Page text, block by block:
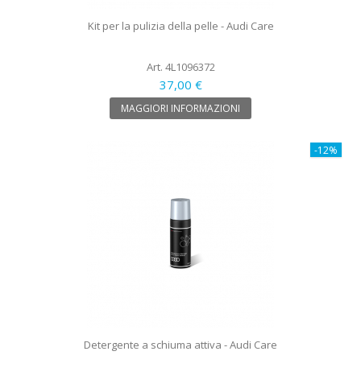
Kit per la pulizia della pelle - Audi Care
Art. 4L1096372
37,00 €
MAGGIORI INFORMAZIONI
-12%
Detergente a schiuma attiva - Audi Care